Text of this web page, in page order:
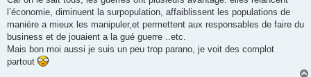
l’économie, diminuent la surpopulation, affaiblissent les populations de
manière a mieux les manipuler,et permettent aux responsables de faire du
business et de jouaient a la gué guerre ..etc.
Mais bon moi aussi je suis un peu trop parano, je voit des complot
partout